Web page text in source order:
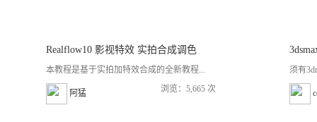
Realflow10 影视特效 实拍合成调色
本教程是基于实拍加特效合成的全新教程...
阿猛 浏览：5,665 次
须有